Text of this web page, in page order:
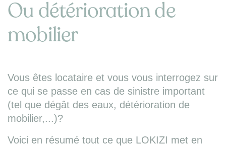
Ou détérioration de
mobilier
Vous êtes locataire et vous vous interrogez sur
ce qui se passe en cas de sinistre important
(tel que dégât des eaux, détérioration de
mobilier,...)?
Voici en résumé tout ce que LOKIZI met en